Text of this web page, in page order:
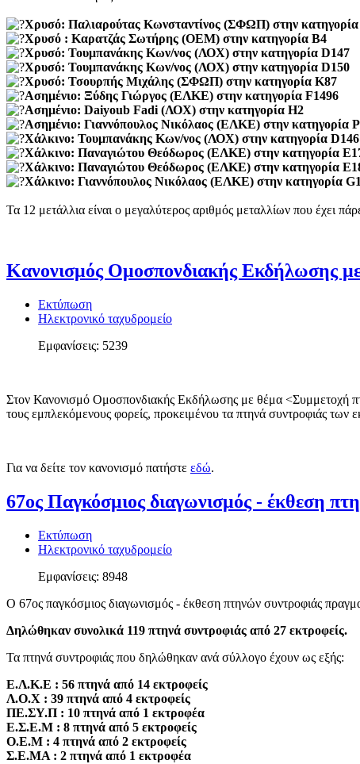
Χρυσό: Παλιαρούτας Κωνσταντίνος (ΣΦΩΠ) στην
Χρυσό : Καρατζάς Σωτήρης (ΟΕΜ) στην κατηγορία Β4
Χρυσό: Τουμπανάκης Κων/νος (ΛΟΧ) στην κατηγορία D147
Χρυσό: Τουμπανάκης Κων/νος (ΛΟΧ) στην κατηγορία D150
Χρυσό: Τσουρπής Μιχάλης (ΣΦΩΠ) στην κατηγορία Κ87
Ασημένιο: Ξύδης Γιώργος (ΕΛΚΕ) στην κατηγορία F1496
Ασημένιο: Daiyoub Fadi (ΛΟΧ) στην κατηγορία H2
Ασημένιο: Γιαννόπουλος Νικόλαος (ΕΛΚΕ) στην κατηγορία
Χάλκινο: Τουμπανάκης Κων/νος (ΛΟΧ) στην κατηγορία D146
Χάλκινο: Παναγιώτου Θεόδωρος (ΕΛΚΕ) στην κατηγορία
Χάλκινο: Παναγιώτου Θεόδωρος (ΕΛΚΕ) στην κατηγορία
Χάλκινο: Γιαννόπουλος Νικόλαος (ΕΛΚΕ) στην κατηγορία
Τα 12 μετάλλια είναι ο μεγαλύτερος αριθμός μεταλλίων που έχει
Κανονισμός Ομοσπονδιακής Εκδήλωσης
Εκτύπωση
Ηλεκτρονικό ταχυδρομείο
Εμφανίσεις: 5239
Στον Κανονισμό Ομοσπονδιακής Εκδήλωσης με θέμα <Συμμετοχή
τους εμπλεκόμενους φορείς, προκειμένου τα πτηνά συντροφιάς
Για να δείτε τον κανονισμό πατήστε εδώ.
67ος Παγκόσμιος διαγωνισμός - έκθεση
Εκτύπωση
Ηλεκτρονικό ταχυδρομείο
Εμφανίσεις: 8948
Ο 67ος παγκόσμιος διαγωνισμός - έκθεση πτηνών συντροφιάς
Δηλώθηκαν συνολικά 119 πτηνά συντροφιάς από 27 εκτροφείς.
Τα πτηνά συντροφιάς που δηλώθηκαν ανά σύλλογο έχουν ως εξής:
Ε.Λ.Κ.Ε : 56 πτηνά από 14 εκτροφείς
Λ.Ο.Χ : 39 πτηνά από 4 εκτροφείς
ΠΕ.ΣΥ.Π : 10 πτηνά από 1 εκτροφέα
Ε.Σ.Ε.Μ : 8 πτηνά από 5 εκτροφείς
Ο.Ε.Μ : 4 πτηνά από 2 εκτροφείς
Σ.Ε.ΜΑ : 2 πτηνά από 1 εκτροφέα